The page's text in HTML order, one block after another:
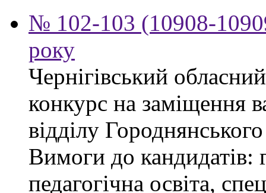
№ 102-103 (10908-
року
Чернігівський
конкурс на заміщення
відділу
Вимоги до кандидатів:
педагогічна освіта,